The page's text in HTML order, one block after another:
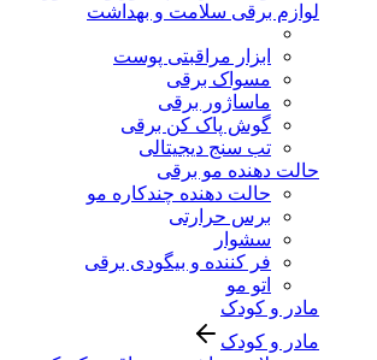
لوازم برقی سلامت و بهداشت
ابزار مراقبتی پوست
مسواک برقی
ماساژور برقی
گوش پاک کن برقی
تب سنج دیجیتالی
حالت دهنده مو برقی
حالت دهنده چندکاره مو
برس حرارتی
سشوار
فر کننده و بیگودی برقی
اتو مو
مادر و کودک
مادر و کودک